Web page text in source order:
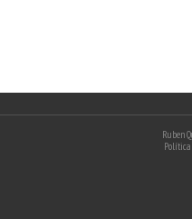
Ruben